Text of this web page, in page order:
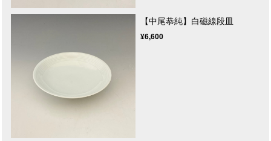
【中尾恭純】白磁線段皿
¥6,600